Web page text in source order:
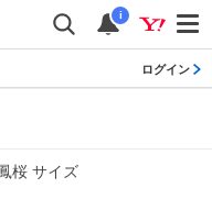
i
ログイン
桜 サイズ